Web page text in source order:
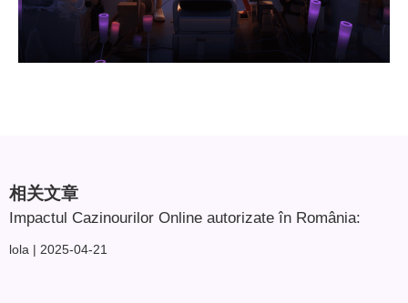
相关文章
Impactul Cazinourilor Online autorizate în România:
lola 2025-04-21